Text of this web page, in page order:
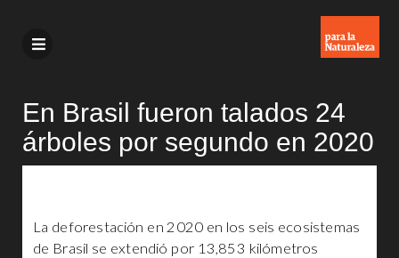
En Brasil fueron talados 24
árboles por segundo en 2020
La deforestación en 2020 en los seis ecosistemas
de Brasil se extendió por 13,853 kilómetros